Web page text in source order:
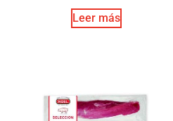
Leer más